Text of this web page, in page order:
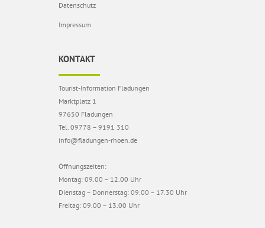
Datenschutz
Impressum
KONTAKT
Tourist-Information Fladungen
Marktplatz 1
97650 Fladungen
Tel. 09778 – 9191 310
info@fladungen-rhoen.de
Öffnungszeiten:
Montag: 09.00 – 12.00 Uhr
Dienstag – Donnerstag: 09.00 – 17.30 Uhr
Freitag: 09.00 – 13.00 Uhr